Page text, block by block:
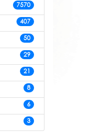
7570
407
50
29
21
8
6
3